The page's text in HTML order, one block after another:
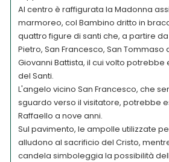
Al centro è raffigurata la Madonna
marmoreo, col Bambino dritto in
quattro figure di santi che, a partire
Pietro, San Francesco, San Tommaso
Giovanni Battista, il cui volto
del Santi.
L'angelo vicino San Francesco, che
sguardo verso il visitatore, potrebbe
Raffaello a nove anni.
Sul pavimento, le ampolle utilizzate
alludono al sacrificio del Cristo,
candela simboleggia la possibilità